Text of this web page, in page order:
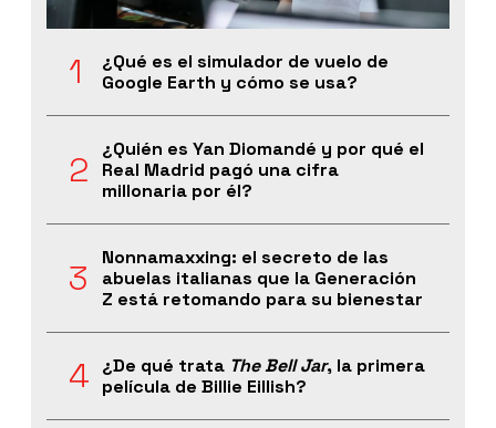
¿Qué es el simulador de vuelo de
Google Earth y cómo se usa?
¿Quién es Yan Diomandé y por qué el
Real Madrid pagó una cifra
millonaria por él?
Nonnamaxxing: el secreto de las
abuelas italianas que la Generación
Z está retomando para su bienestar
¿De qué trata The Bell Jar, la primera
película de Billie Eillish?